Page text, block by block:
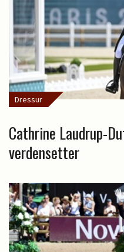
Dressur
Cathrine Laudrup-
verdensetter